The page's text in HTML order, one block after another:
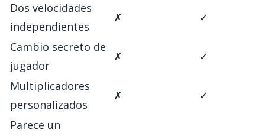
Dos velocidades
independientes
✗ ✓
Cambio secreto de
jugador
✗ ✓
Multiplicadores
personalizados
✗ ✓
Parece un